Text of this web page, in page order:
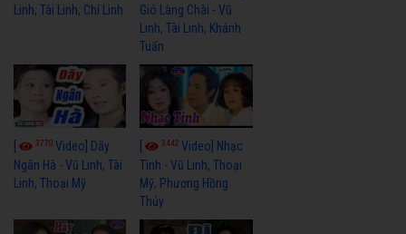
Linh, Tài Linh, Chí Linh
Gió Làng Chài - Vũ
Linh, Tài Linh, Khánh
Tuấn
3770 Video] Dãy
Ngân Hà - Vũ Linh, Tài
Linh, Thoại Mỹ
3442Video] Nhạc
Tình - Vũ Linh, Thoại
Mỹ, Phương Hồng
Thủy